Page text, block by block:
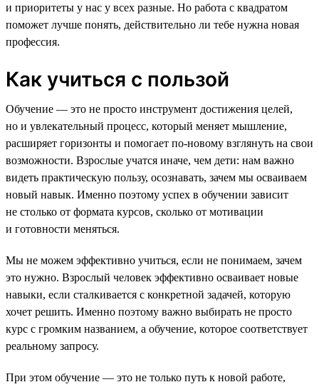
и приоритеты у нас у всех разные. Но работа с квадратом
поможет лучше понять, действительно ли тебе нужна новая
профессия.
Как учиться с пользой
Обучение — это не просто инструмент достижения целей,
но и увлекательный процесс, который меняет мышление,
расширяет горизонты и помогает по-новому взглянуть на свои
возможности. Взрослые учатся иначе, чем дети: нам важно
видеть практическую пользу, осознавать, зачем мы осваиваем
новый навык. Именно поэтому успех в обучении зависит
не столько от формата курсов, сколько от мотивации
и готовности меняться.
Мы не можем эффективно учиться, если не понимаем, зачем
это нужно. Взрослый человек эффективно осваивает новые
навыки, если сталкивается с конкретной задачей, которую
хочет решить. Именно поэтому важно выбирать не просто
курс с громким названием, а обучение, которое соответствует
реальному запросу.
При этом обучение — это не только путь к новой работе,